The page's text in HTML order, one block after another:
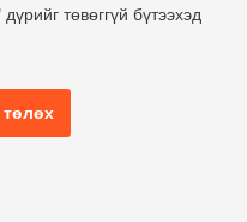
төвөггүй бүтээхэд
төлөх